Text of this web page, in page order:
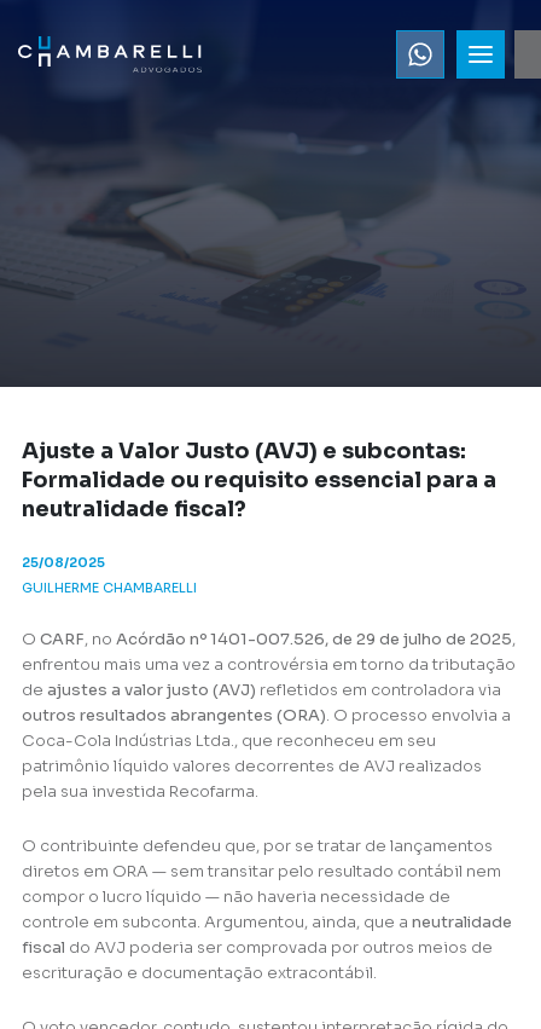
Ajuste a Valor Justo (AVJ) e subcontas:
Formalidade ou requisito essencial para a
neutralidade fiscal?
25/08/2025
GUILHERME CHAMBARELLI
O CARF, no Acórdão nº 1401-007.526, de 29 de julho de 2025,
enfrentou mais uma vez a controvérsia em torno da tributação
de ajustes a valor justo (AVJ) refletidos em controladora via
outros resultados abrangentes (ORA). O processo envolvia a
Coca-Cola Indústrias Ltda., que reconheceu em seu
patrimônio líquido valores decorrentes de AVJ realizados
pela sua investida Recofarma.
O contribuinte defendeu que, por se tratar de lançamentos
diretos em ORA — sem transitar pelo resultado contábil nem
compor o lucro líquido — não haveria necessidade de
controle em subconta. Argumentou, ainda, que a neutralidade
fiscal do AVJ poderia ser comprovada por outros meios de
escrituração e documentação extracontábil.